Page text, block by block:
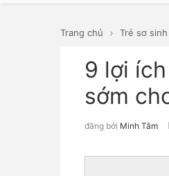
Trang chủ Trẻ sơ sinh
9 lợi
sớm
đăng bởi Minh Tâm